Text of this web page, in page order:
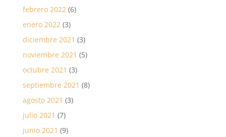
febrero 2022(6)
enero 2022(3)
diciembre 2021 (3)
noviembre 2021 (5)
octubre 2021 (3)
septiembre 2021 (8)
agosto 2021 (3)
julio 2021 (7)
junio 2021 (9)